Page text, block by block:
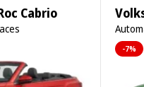
Cabrio
-7%